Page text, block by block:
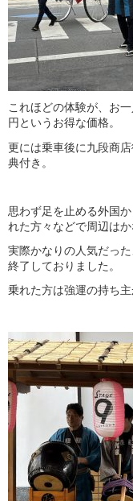
これほどの体験が、お
円というお得な価格。
更には乗車後に九段商
典付き。
思わず足を止める外国
れた方々などで周辺は
実際かなりの人気だっ
終了しておりました。
乗れた方は強運の持ち主